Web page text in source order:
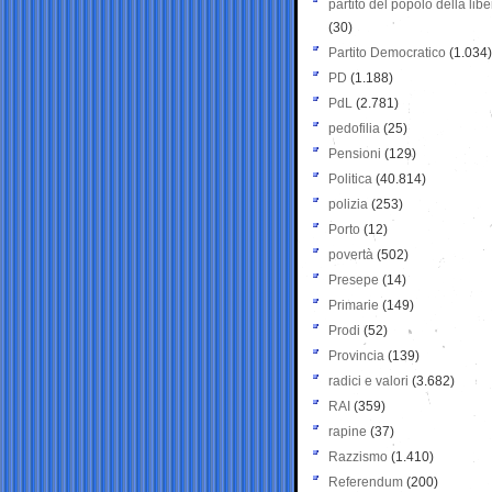
partito del popolo della
(30)
Partito Democratico (1.034)
PD (1.188)
PdL (2.781)
pedofilia (25)
Pensioni (129)
Politica (40.814)
polizia (253)
Porto (12)
povertà (502)
Presepe (14)
Primarie (149)
Prodi (52)
Provincia (139)
radici e valori (3.682)
RAI (359)
rapine (37)
Razzismo (1.410)
Referendum (200)